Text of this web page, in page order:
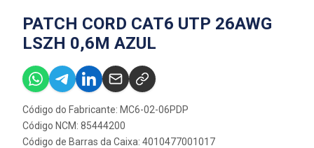
PATCH CORD CAT6 UTP 26AWG
LSZH 0,6M AZUL
Código do Fabricante: MC6-02-06PDP
Código NCM: 85444200
Código de Barras da Caixa: 4010477001017